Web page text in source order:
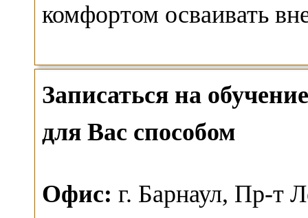
комфортом осваивать
Записаться на
для Вас способом
Офис: г. Барнаул, Пр-т